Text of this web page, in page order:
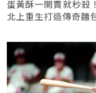
蛋黃酥一開賣就秒殺
北上重生打造傳奇麵